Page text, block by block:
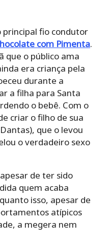
principal fio condutor
com Pimenta.
que o público ama
era criança pela
durante a
a filha para Santa
o bebê. Com o
criar o filho de sua
que o levou
o verdadeiro sexo
de ter sido
quem acaba
isso, apesar de
atípicos
a megera nem